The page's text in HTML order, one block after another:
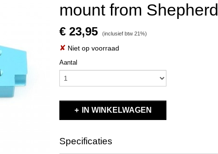
mount from Shepherd
€ 23,95 (inclusief btw 21%)
✘ Niet op voorraad
Aantal
IN WINKELWAGEN
Specificaties